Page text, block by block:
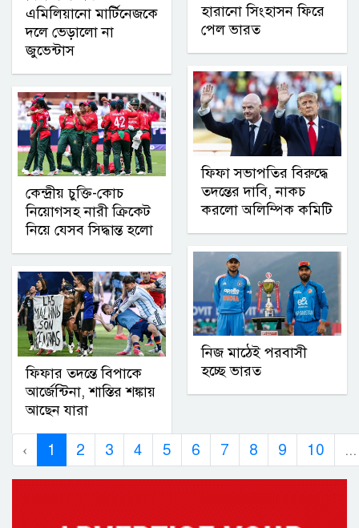
এমিলিয়ানো মার্টিনেজকে
দলে ভেড়ালো না
জুভেন্টাস
কেন্দ্রীয় চুক্তি-কোচ
নিয়োগসহ নারী ক্রিকেট
নিয়ে যেসব সিদ্ধান্ত হলো
ফিফার তদন্তে বিপাকে
আর্জেন্টিনা, শাস্তির শঙ্কায়
আছেন যারা
হারানো সিংহাসন ফিরে
পেল ভারত
ফিফা সভাপতির বিরুদ্ধে
তদন্তের দাবি, নাকচ
করলো অলিম্পিক কমিটি
নিজ মাঠেই পরবাসী
হচ্ছে ভারত
‹ 1 2 3 4 5 6 7 8 9 10 ...